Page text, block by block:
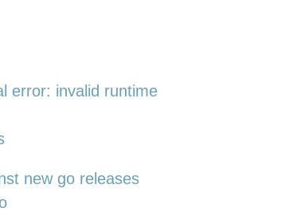
error: invalid runtime
new go releases